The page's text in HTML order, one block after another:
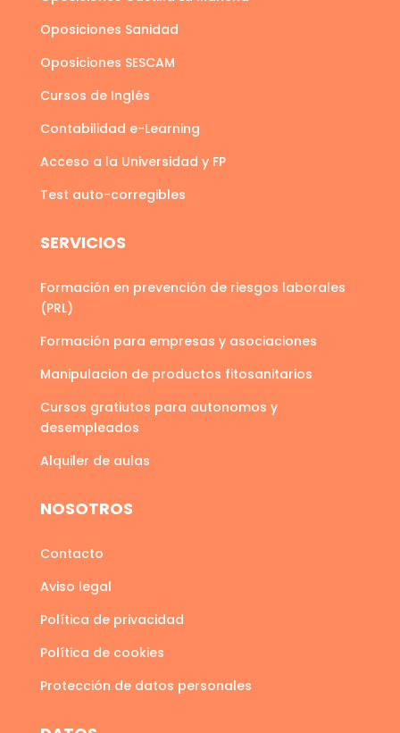
Oposiciones Sanidad
Oposiciones SESCAM
Cursos de Inglés
Contabilidad e-Learning
Acceso a la Universidad y FP
Test auto-corregibles
SERVICIOS
Formación en prevención de riesgos laborales
(PRL)
Formación para empresas y asociaciones
Manipulacion de productos fitosanitarios
Cursos gratiutos para autonomos y
desempleados
Alquiler de aulas
NOSOTROS
Contacto
Aviso legal
Política de privacidad
Política de cookies
Protección de datos personales